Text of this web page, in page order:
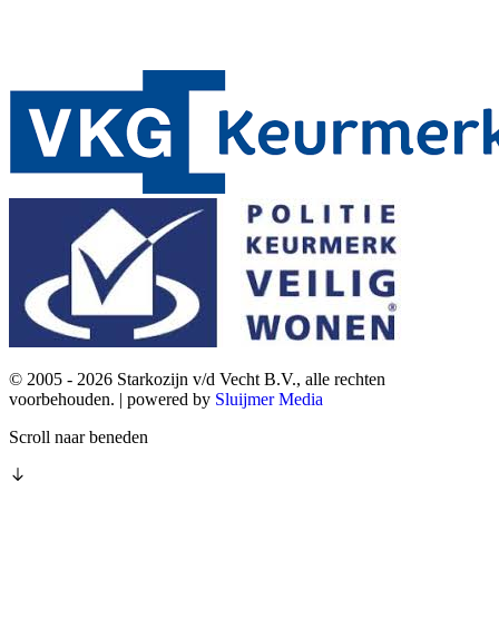
© 2005 - 2026 Starkozijn v/d Vecht B.V., alle rechten
voorbehouden. | powered by Sluijmer Media
Scroll naar beneden